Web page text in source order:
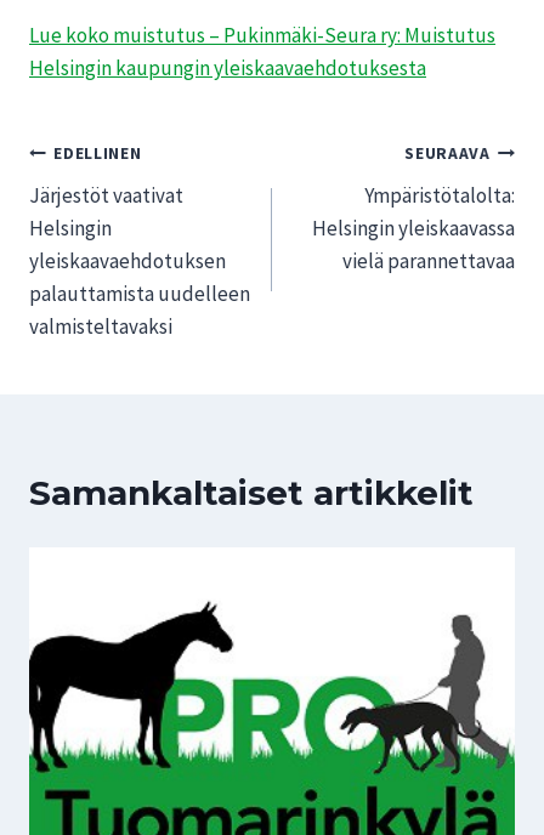
Lue koko muistutus – Pukinmäki-Seura ry: Muistutus
Helsingin kaupungin yleiskaavaehdotuksesta
Artikkelien
selaus
EDELLINEN
Järjestöt vaativat
Helsingin
yleiskaavaehdotuksen
palauttamista uudelleen
valmisteltavaksi
SEURAAVA
Ympäristötalolta:
Helsingin yleiskaavassa
vielä parannettavaa
Samankaltaiset artikkelit